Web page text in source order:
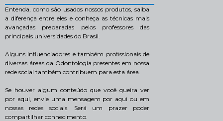
Entenda, como são usados nossos produtos, saiba
a diferença entre eles e conheça as técnicas mais
avançadas preparadas pelos professores das
principais universidades do Brasil.
Alguns influenciadores e também profissionais de
diversas áreas da Odontologia presentes em nossa
rede social também contribuem para esta área.
Se houver algum conteúdo que você queira ver
por aqui, envie uma mensagem por aqui ou em
nossas redes sociais. Será um prazer poder
compartilhar conhecimento.